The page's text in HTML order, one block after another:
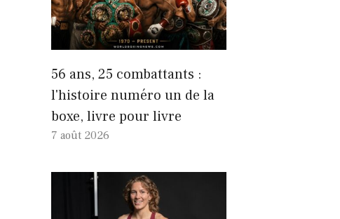
56 ans, 25 combattants :
l'histoire numéro un de la
boxe, livre pour livre
7 août 2026